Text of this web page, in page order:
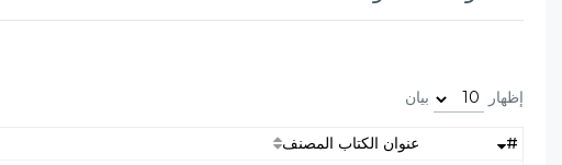
إظهار بيان
# عنوان الكتاب المصنف